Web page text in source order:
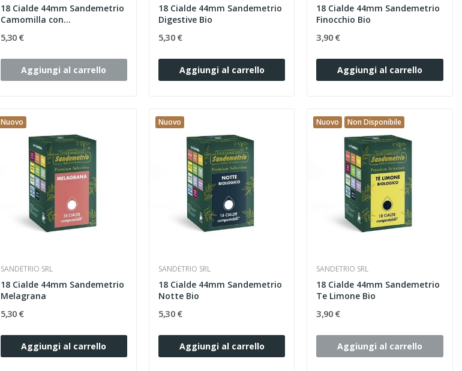
18 Cialde 44mm Sandemetrio
Camomilla con...
5,30 €
Aggiungi al carrello
18 Cialde 44mm Sandemetrio
Digestive Bio
5,30 €
Aggiungi al carrello
18 Cialde 44mm Sandemetrio
Finocchio Bio
3,90 €
Aggiungi al carrello
Nuovo
SANDETRIO SRL
18 Cialde 44mm Sandemetrio
Melagrana
5,30 €
Aggiungi al carrello
Nuovo
SANDETRIO SRL
18 Cialde 44mm Sandemetrio
Notte Bio
5,30 €
Aggiungi al carrello
Nuovo Non Disponibile
SANDETRIO SRL
18 Cialde 44mm Sandemetrio
Te Limone Bio
3,90 €
Aggiungi al carrello